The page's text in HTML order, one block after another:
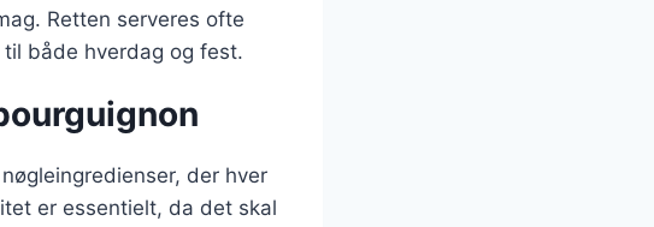
Retten serveres ofte
både hverdag og fest.
der hver
er essentielt, da det skal